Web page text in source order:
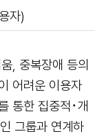
자)
, 중복장애 등의
어려운 이용자
통한 집중적･개
그룹과 연계하